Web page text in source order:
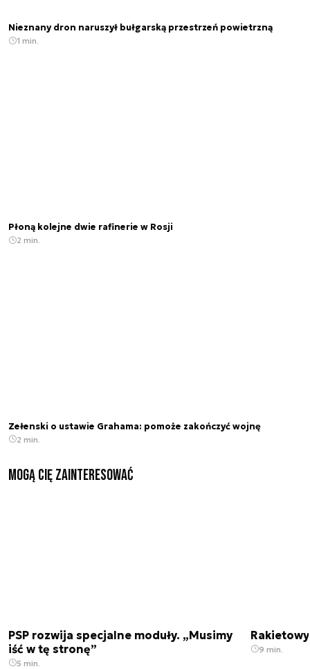
Nieznany dron naruszył bułgarską przestrzeń powietrzną
1 min.
Płoną kolejne dwie rafinerie w Rosji
2 min.
Zełenski o ustawie Grahama: pomoże zakończyć wojnę
2 min.
Mogą Cię zainteresować
PSP rozwija specjalne moduły. „Musimy
iść w tę stronę”
5 min.
9 min.